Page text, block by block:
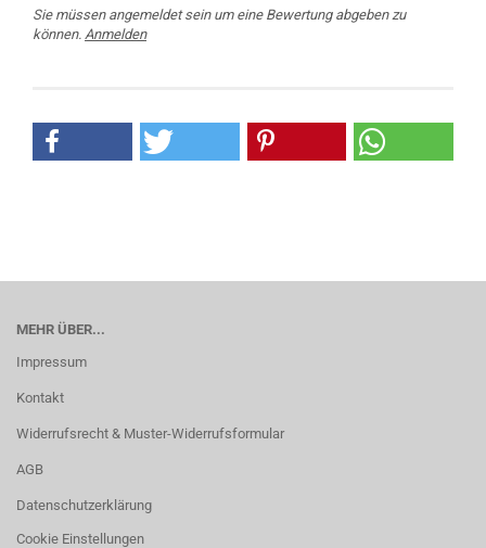
Sie müssen angemeldet sein um eine Bewertung abgeben zu
können. Anmelden
MEHR ÜBER...
Impressum
Kontakt
Widerrufsrecht & Muster-Widerrufsformular
AGB
Datenschutzerklärung
Cookie Einstellungen